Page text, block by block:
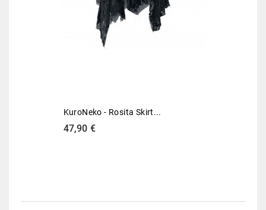
KuroNeko - Rosita Skirt...
Preis
47,90 €